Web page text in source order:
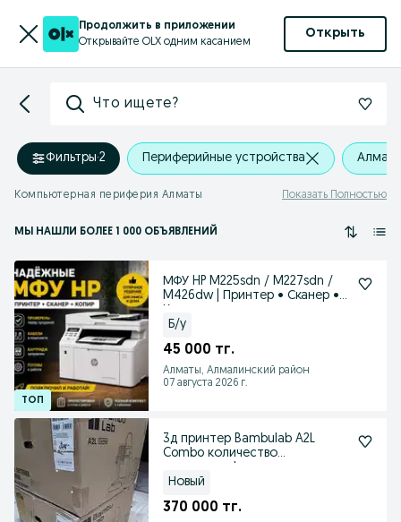
Продолжить в приложении
Открывайте OLX одним касанием
Открыть
Что ищете?
Фильтры·2 Периферийные устройства
Компьютерная периферия Алматы Показать Полностью
МЫ НАШЛИ БОЛЕЕ 1 000 ОБЪЯВЛЕНИЙ
МФУ HP M225sdn / M227sdn /
M426dw | Принтер • Сканер •
Б/у
45 000 тг.
Алматы, Алмалинский район
07 августа 2026 г.
3д принтер Bambulab A2L
Combo количество
Новый
370 000 тг.